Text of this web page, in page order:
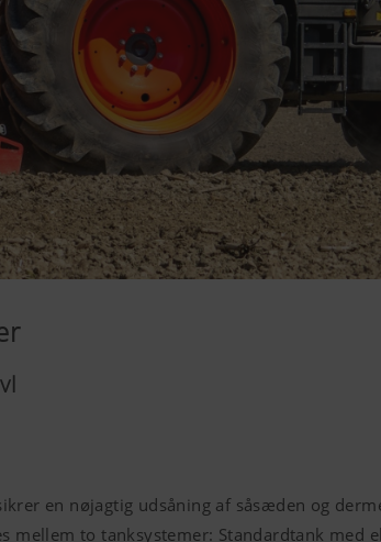
en nøjagtig udsåning af såsæden og
mellem to tanksystemer: Standardtank med